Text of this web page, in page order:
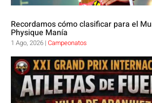
Recordamos cómo clasificar para el
Physique Manía
1 Ago, 2026 |Campeonatos